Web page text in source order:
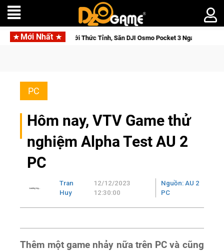
Mới Nhất
Cửu Giới Thức Tỉnh, Săn DJI Osmo Pocket 3 Ngay Hôm Nay
PC
Hôm nay, VTV Game thử
nghiệm Alpha Test AU 2
PC
Tran
Huy
12/12/2023
12:30:00
Nguồn: AU 2
PC
Thêm một game nhảy nữa trên PC và cũng